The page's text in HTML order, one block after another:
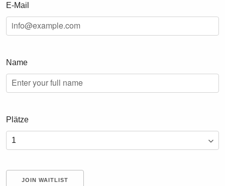
E-Mail
Name
Plätze